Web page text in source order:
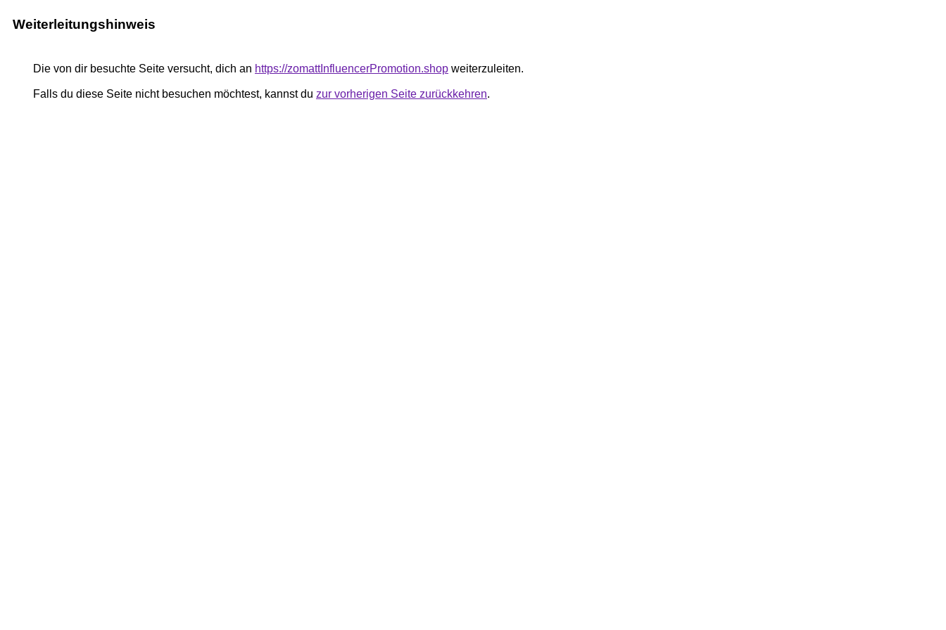
Weiterleitungshinweis
Die von dir besuchte Seite versucht, dich an https://zomattInfluencerPromotion.shop weiterzuleiten.
Falls du diese Seite nicht besuchen möchtest, kannst du zur vorherigen Seite zurückkehren.